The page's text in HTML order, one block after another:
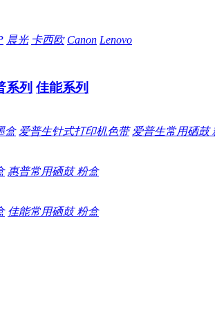
晨光 卡西欧 Canon Lenovo
系列 佳能系列
盒 爱普生针式打印机色带 爱普生常用硒鼓
惠普常用硒鼓 粉盒
佳能常用硒鼓 粉盒